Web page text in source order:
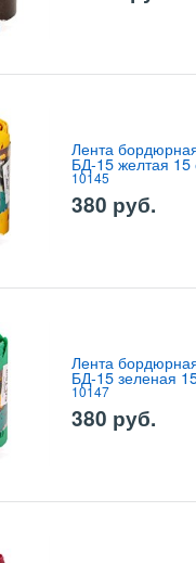
Лента
БД-15 желтая
10145
380 руб.
Лента
БД-15 зеленая
10147
380 руб.